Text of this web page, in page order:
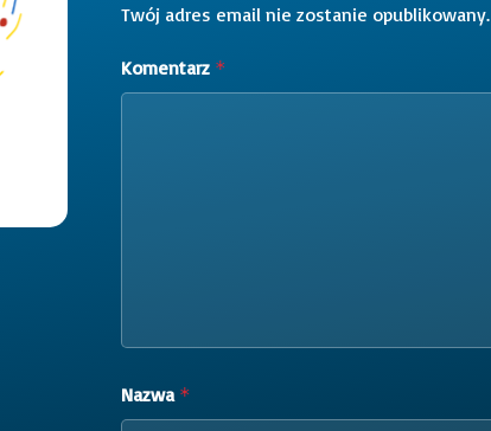
Twój adres email nie zostanie opublikowany.
Komentarz *
Nazwa *